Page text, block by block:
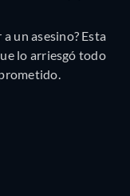
un asesino? Esta
lo arriesgó todo